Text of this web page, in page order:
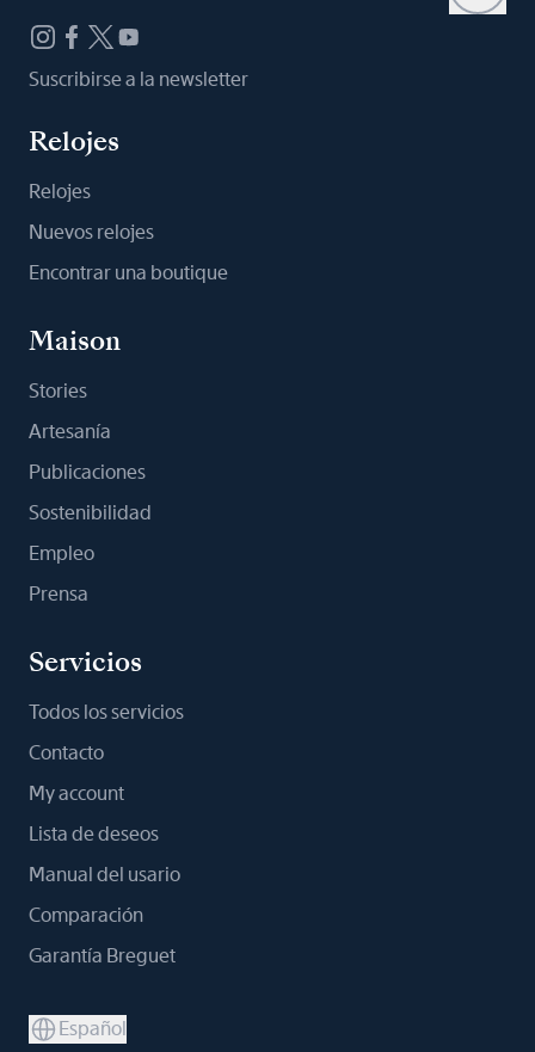
Suscribirse a la newsletter
Relojes
Relojes
Nuevos relojes
Encontrar una boutique
Maison
Stories
Artesanía
Publicaciones
Sostenibilidad
Empleo
Prensa
Servicios
Todos los servicios
Contacto
My account
Lista de deseos
Manual del usario
Comparación
Garantía Breguet
Español